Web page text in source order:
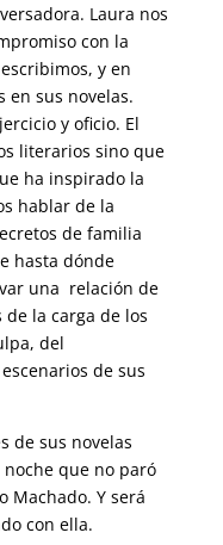
Laura nos
con la
y en
en sus novelas.
y oficio. El
literarios sino que
ha inspirado la
hablar de la
de familia
hasta dónde
una relación de
la carga de los
del
de sus
de sus novelas
noche que no paró
Machado. Y será
con ella.